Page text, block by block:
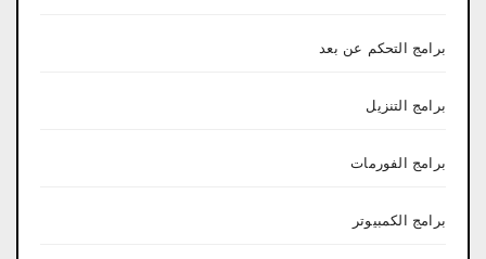
برامج التحكم عن بعد
برامج التنزيل
برامج الفورمات
برامج الكمبيوتر